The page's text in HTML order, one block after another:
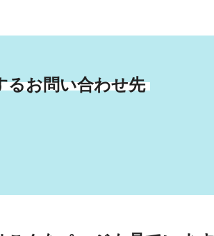
るお問い合わせ先